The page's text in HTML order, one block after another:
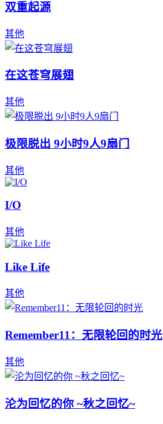
双重起源
其他
在这苍穹展翅
其他
极限脱出 9小时9人9扇门
其他
I/O
其他
Like Life
其他
Remember11：无限轮回的时光
其他
沦为回忆的你 ~秋之回忆~